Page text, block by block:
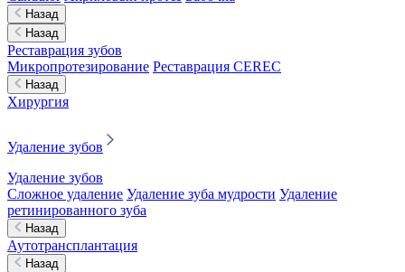
Назад
Назад
Реставрация зубов
Микропротезирование Реставрация CEREC
Назад
Хирургия
Удаление зубов
Удаление зубов
Сложное удаление Удаление зуба мудрости Удаление
ретинированного зуба
Назад
Аутотрансплантация
Назад